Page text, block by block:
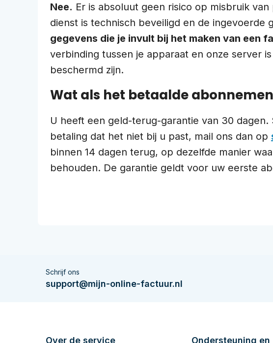
Nee. Er is absoluut geen risico op misbruik
dienst is technisch beveiligd en de
gegevens die je invult bij het maken van een
verbinding tussen je apparaat en onze server
beschermd zijn.
Wat als het betaalde
U heeft een geld-terug-garantie van 30
betaling dat het niet bij u past, mail ons dan op
binnen 14 dagen terug, op dezelfde manier
behouden. De garantie geldt voor uw eerste
Schrijf ons
support@mijn-online-factuur.nl
Over de service Ondersteuning en